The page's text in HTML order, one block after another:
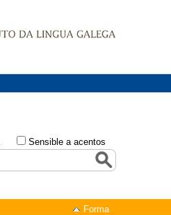
Sensible a acentos
Forma